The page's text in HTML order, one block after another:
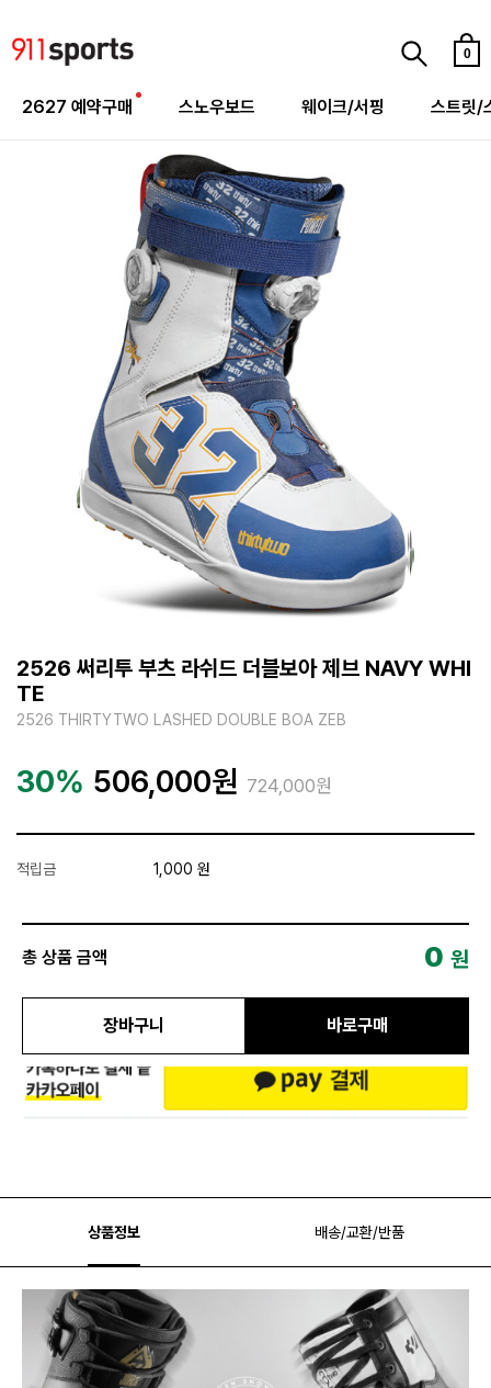
0
2627 예약구매 스노우보드 웨이크/서핑 스트릿/
2526 써리투 부츠 라쉬드 더블보아 제브 NAVY WHI
TE
2526 THIRTYTWO LASHED DOUBLE BOA ZEB
30% 506,000원 724,000원
적립금 1,000 원
총 상품 금액 0 원
장바구니 바로구매
상품정보 배송/교환/반품